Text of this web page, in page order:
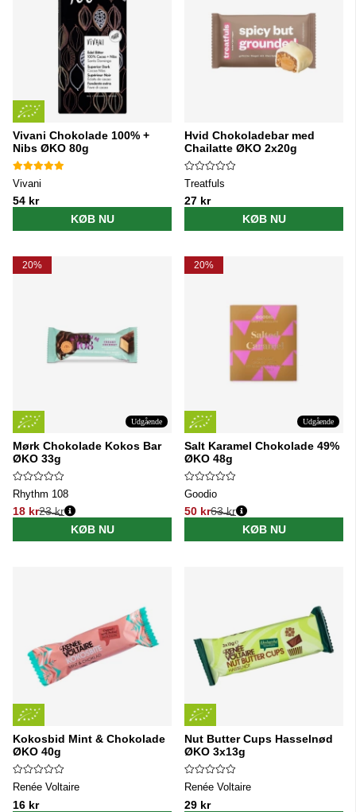
Vivani Chokolade 100% +
Nibs ØKO 80g
Vivani
54 kr
KØB NU
Hvid Chokoladebar med
Chailatte ØKO 2x20g
Treatfuls
27 kr
KØB NU
20%
Udgående
Mørk Chokolade Kokos Bar
ØKO 33g
Rhythm 108
18 kr
Normalpris:
23 kr
KØB NU
20%
Udgående
Salt Karamel Chokolade 49%
ØKO 48g
Goodio
50 kr
Normalpris:
63 kr
KØB NU
Kokosbid Mint & Chokolade
ØKO 40g
Renée Voltaire
16 kr
Nut Butter Cups Hasselnød
ØKO 3x13g
Renée Voltaire
29 kr